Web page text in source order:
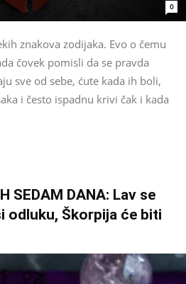
0
znakova zodijaka. Evo o čemu
čovek pomisli da se pravda
sve od sebe, ćute kada ih boli,
i često ispadnu krivi čak i kada
SEDAM DANA: Lav se
odluku, Škorpija će biti